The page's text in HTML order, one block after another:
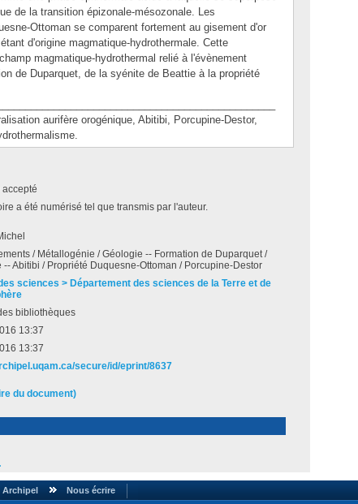
de la transition épizonale-mésozonale. Les
Ottoman se comparent fortement au gisement d'or
d'origine magmatique-hydrothermale. Cette
magmatique-hydrothermal relié à l'évènement
de Duparquet, de la syénite de Beattie à la propriété
aurifère orogénique, Abitibi, Porcupine-Destor,
accepté
a été numérisé tel que transmis par l'auteur.
/ Métallogénie / Géologie -- Formation de Duparquet /
-- Abitibi / Propriété Duquesne-Ottoman / Porcupine-Destor
sciences > Département des sciences de la Terre et de
bibliothèques
13:37
13:37
secure/id/eprint/8637
du document)
Archipel Nous écrire